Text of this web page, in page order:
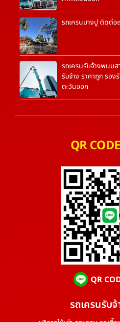
รถเครนบางปู ติดต่อ
รถเครนรับจ้างพนมส
รับจ้าง ราคาถูก รอ
ตะวันออก
QR
QR
รถเครนรับ